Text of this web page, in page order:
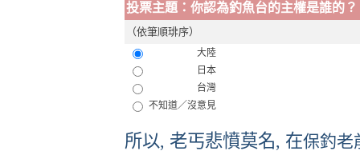
投票主題：你認為釣魚台的主權是誰的？
（依筆順琲序）
大陸
日本
台灣
不知道／沒意見
所以, 老丐悲憤莫名, 在保釣老